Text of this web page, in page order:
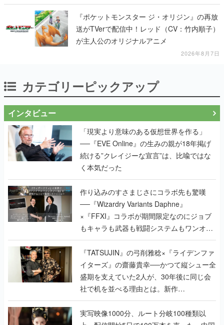
『ポケットモンスター ジ・オリジン』の再放
送がTVerで配信中！レッド（CV：竹内順子）
が主人公のオリジナルアニメ
2026年8月7日
カテゴリーピックアップ
インタビュー
「現実より意味のある仮想世界を作る」
──『EVE Online』の生みの親が18年掲げ
続ける”クレイジーな宣言”は、比喩ではな
く本気だった
作り込みのすさまじさにコラボ先も驚嘆
──『Wizardry Variants Daphne』
×『FFXI』コラボが期間限定なのにジョブ
もキャラも武器も戦闘システムもワンオフ
で作り込まれた理由を両ディレクターに聞
く
『TATSUJIN』の弓削雅稔×『ライデンファ
イターズ』の齋藤貴幸──かつて縦シュー全
盛期を支えていた2人が、30年後に同じ会
社で机を並べる理由とは。新作
『TATSUJIN EXTREME』で初タッグを組
んだレジェンド2人に訊く開発秘話
実写映像1000分、ルート分岐100種類以